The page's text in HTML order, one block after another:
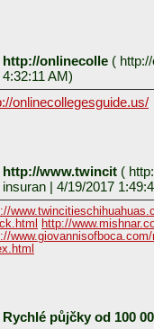
http://onlinecolle (
4:32:11 AM)
onlinecollegesguide.us/
http://www.twincit (
insuran | 4/19/2017
http://
Rychlé půjčky od 100